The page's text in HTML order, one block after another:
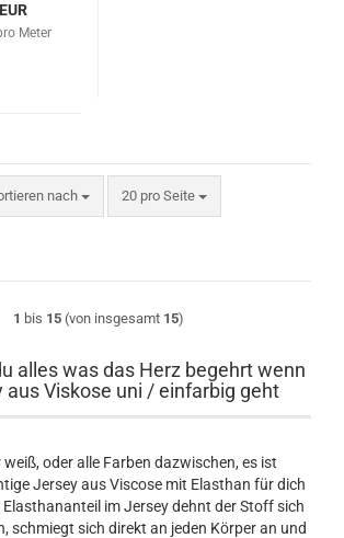
Meter
nach
nach 20 pro Seite
pro Seite
1 bis 15 (von insgesamt 15)
alles was das Herz begehrt wenn
aus Viskose uni / einfarbig geht
oder alle Farben dazwischen, es ist
Jersey aus Viscose mit Elasthan für dich
im Jersey dehnt der Stoff sich
schmiegt sich direkt an jeden Körper an und